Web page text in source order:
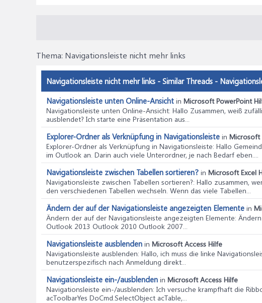
Thema: Navigationsleiste nicht mehr links
Navigationsleiste nicht mehr links - Similar Threads -
Navigationsleiste unten Online-Ansicht in Microsoft PowerPoint
Navigationsleiste unten Online-Ansicht: Hallo Zusammen, weiß
ausblendet? Ich starte eine Präsentation aus...
Explorer-Ordner als Verknüpfung in Navigationsleiste in Microsoft
Explorer-Ordner als Verknüpfung in Navigationsleiste: Hallo
im Outlook an. Darin auch viele Unterordner, je nach Bedarf eben....
Navigationsleiste zwischen Tabellen sortieren? in Microsoft Excel
Navigationsleiste zwischen Tabellen sortieren?: Hallo zusammen,
den verschiedenen Tabellen wechseln. Wenn das viele Tabellen...
Ändern der auf der Navigationsleiste angezeigten Elemente in
Ändern der auf der Navigationsleiste angezeigten Elemente:
Outlook 2013 Outlook 2010 Outlook 2007...
Navigationsleiste ausblenden in Microsoft Access Hilfe
Navigationsleiste ausblenden: Hallo, ich muss die linke
benutzerspezifisch nach Anmeldung direkt...
Navigationsleiste ein-/ausblenden in Microsoft Access Hilfe
Navigationsleiste ein-/ausblenden: Ich versuche krampfhaft die
acToolbarYes DoCmd.SelectObject acTable,...